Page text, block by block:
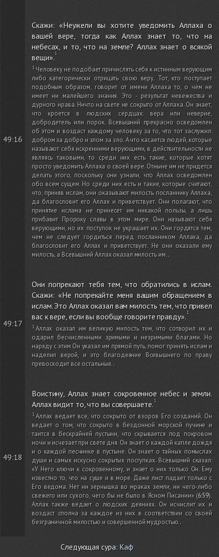
49:16
Скажи: «Неужели вы хотите уведомить Аллаха о
вашей вере, тогда как Аллах знает то, что на
небесах, и то, что на земле? Аллах знает о всякой
вещи».
Человеку не подобает причислять себя к истинным верующим
либо категорически отрицать свою веру. Тот, кто поступает
подобным образом, говорит от имени Аллаха то, о чем не
имеет ни малейшего знания. Это - результат невежества и
дурного нрава. Ничто на свете не сокрыто от Аллаха. Он знает,
что кроется в людских сердцах: вера или неверие,
добродетель или порок. Всевышний прекрасно осведомлен
об этом и воздаст каждому человеку за то, что тот заслужил:
добром за добро и злом за зло. А что касается людей, которые
называют себя искренними верующими, в действительности не
являясь таковыми, то среди них есть такие, которые хотят
просто уведомить Аллаха о своей вере. Отныне им не придется
делать этого, поскольку они узнали, что Аллах осведомлен
обо всем сущем. Но среди них есть и такие, которые считают,
что, приняв ислам, они оказывают милость посланнику Аллаха,
да благословит его Аллах и приветствует. Они полагают, что
принятие ислама не принесет им никакой пользы, а лишь
прибавит Пророку славы в этом мире. Они называют себя
верующими, но их поступок не украшает их. Они гордятся тем,
чем не следует гордиться перед посланником Аллаха, да
благословит его Аллах и приветствует. Не они оказали ему
милость, а Всевышний Аллах оказал милость им..
49:17
Они попрекают тебя тем, что обратились в ислам.
Скажи: «Не попрекайте меня вашим обращением в
ислам. Это Аллах оказал вам милость тем, что привел
вас к вере, если вы вообще говорите правду».
Аллах оказал им великую милость тем, что сотворил их и
одарил бесчисленными зримыми и незримыми благами. Но
наряду с этим Он указал им прямой путь, помог принять ислам и
наделил верой, и это благодеяние Всевышнего по праву
превосходит все остальные..
49:18
Воистину, Аллах знает сокровенное небес и земли.
Аллах видит то, что вы совершаете.
Аллах ведает все, что сокрыто от взоров Его созданий. Он
ведает о том, что сокрыто в бездонной морской пучине и
таится в бескрайней пустыни, что скрывается под покровом
ночи и исчезает при свете дня. Он знает о каждой капле дождя
и о каждой песчинке в пустыне. Он знает о тайных помыслах
души и самых искусно сокрытых поступках. Всевышний сказал:
«У Него ключи к сокровенному, и знает о них только Он. Ему
известно то, что на суше и в море. Даже лист падает только с
Его ведома. Нет ни зернышка во мраках земли, ни чего-либо
свежего или сухого, чего бы не было в Ясном Писании»(6:59).
Аллах также ведает о людских деяниях. Он исчислит их и
воздаст сполна за каждое из них в соответствии со своей
безграничной милостью и совершенной мудростью..
Следующая сура: Каф